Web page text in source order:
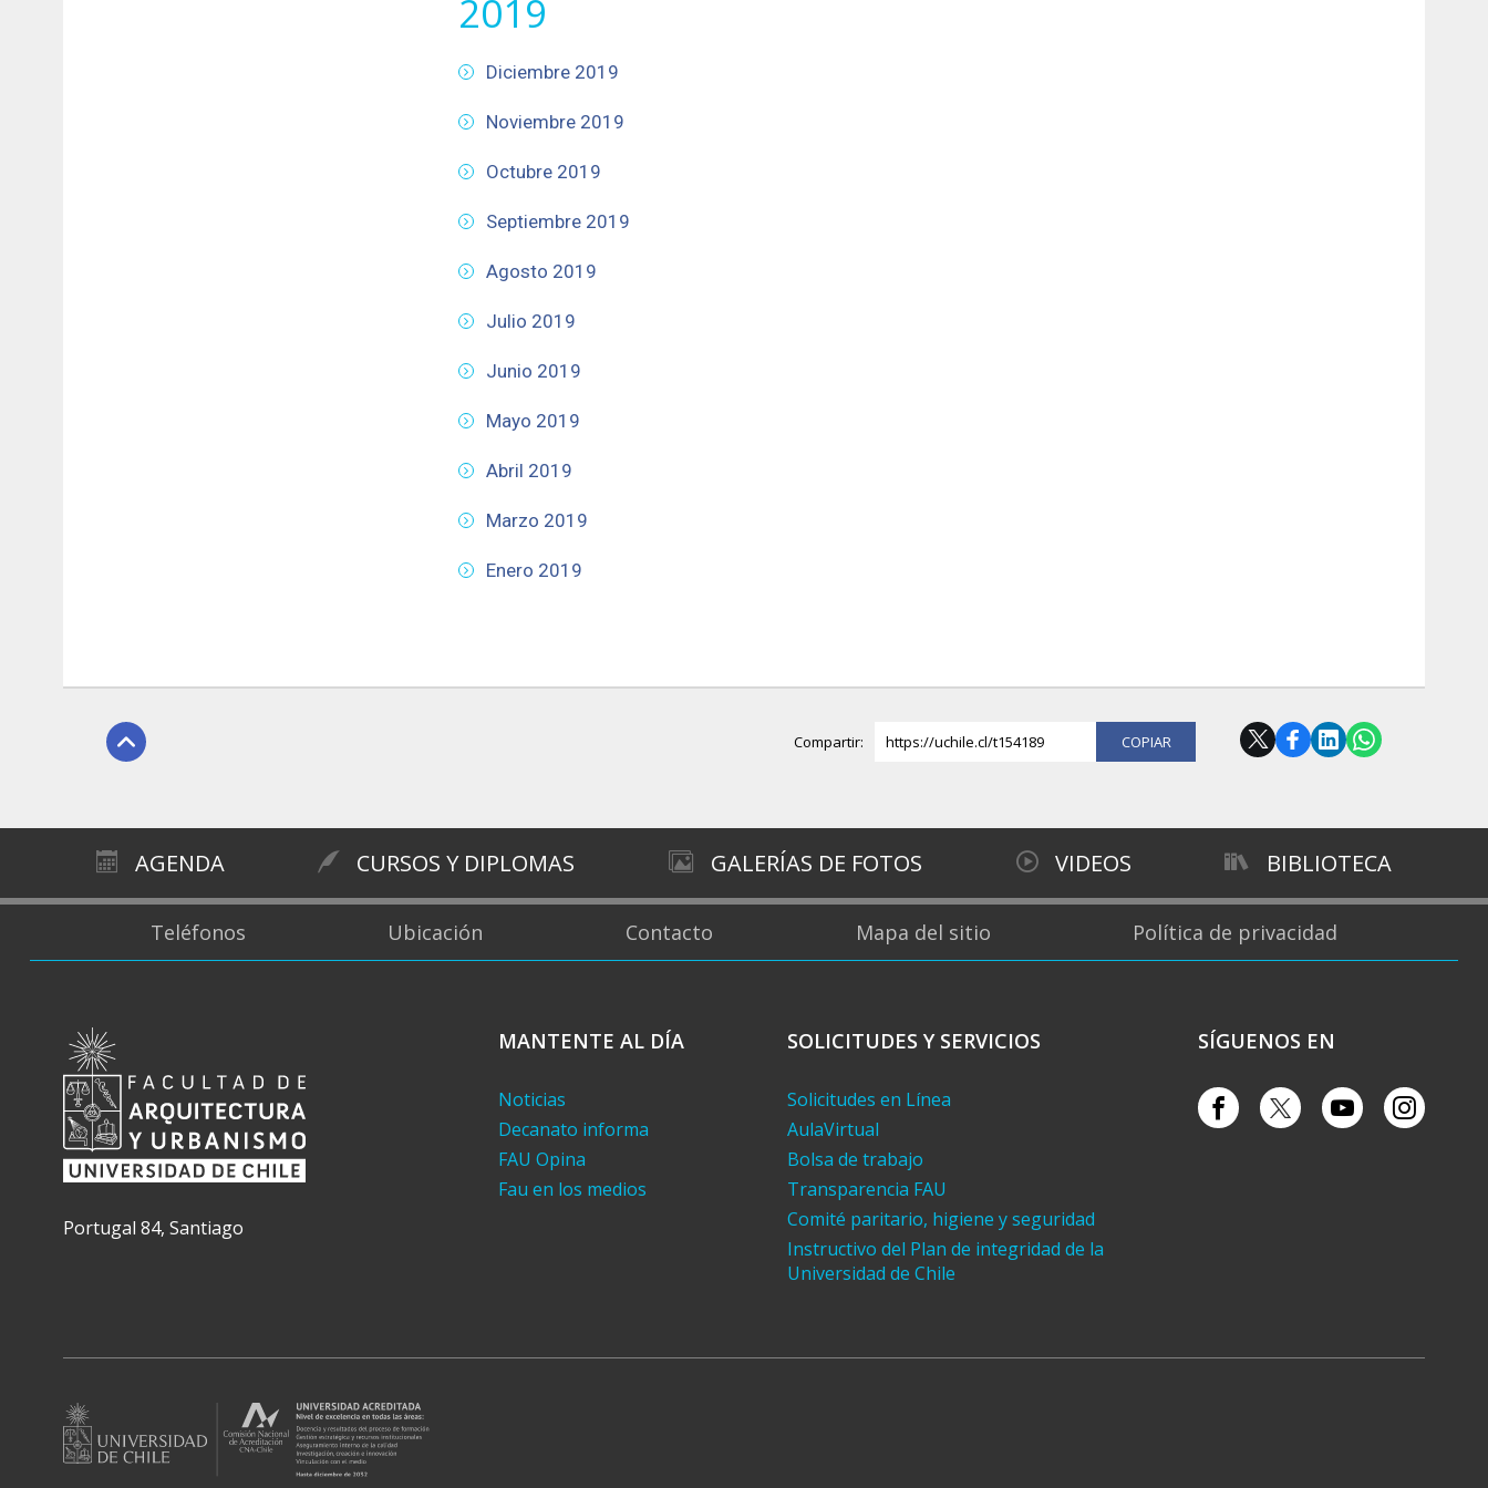
2019
Diciembre 2019
Noviembre 2019
Octubre 2019
Septiembre 2019
Agosto 2019
Julio 2019
Junio 2019
Mayo 2019
Abril 2019
Marzo 2019
Enero 2019
Compartir: https://uchile.cl/t154189
AGENDA CURSOS Y DIPLOMAS GALERÍAS DE FOTOS VIDEOS BIBLIOTECA
Teléfonos Ubicación Contacto Mapa del sitio Política de privacidad
Portugal 84, Santiago
MANTENTE AL DÍA
Noticias
Decanato informa
FAU Opina
Fau en los medios
SOLICITUDES Y SERVICIOS
Solicitudes en Línea
AulaVirtual
Bolsa de trabajo
Transparencia FAU
Comité paritario, higiene y seguridad
Instructivo del Plan de integridad de la
Universidad de Chile
SÍGUENOS EN